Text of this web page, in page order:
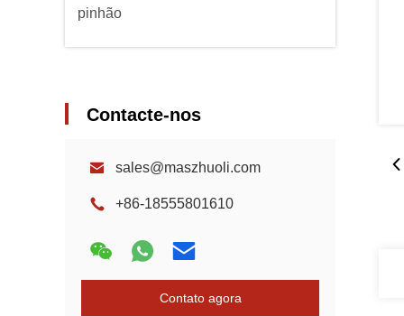
pinhão
Contacte-nos
sales@maszhuoli.com
+86-18555801610
Contato agora